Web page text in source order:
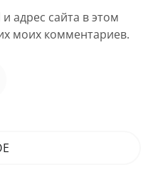
адрес сайта в этом
моих комментариев.